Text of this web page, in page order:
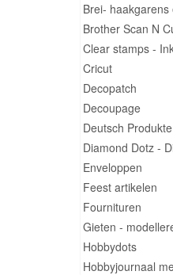
Brei-
Brother Scan N
Clear stamps -
Cricut
Decopatch
Decoupage
Deutsch Produkte
Diamond Dotz -
Enveloppen
Feest artikelen
Fournituren
Gieten -
Hobbydots
Hobbyjournaal